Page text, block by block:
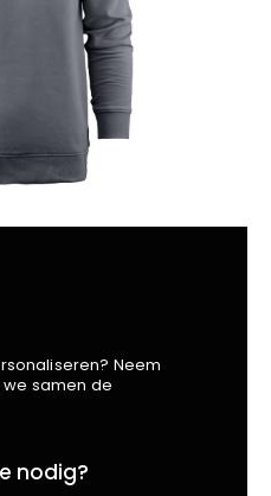
Kapper
Neem
samen de
nodig?